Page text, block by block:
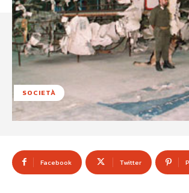
SOCIETÀ
Facebook Twitter